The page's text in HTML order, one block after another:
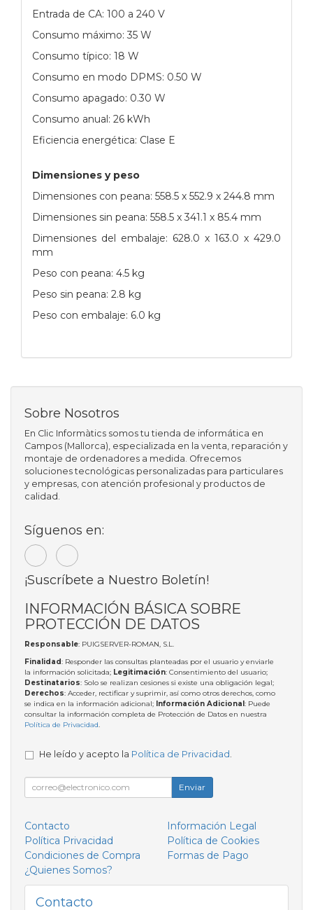
Entrada de CA: 100 a 240 V
Consumo máximo: 35 W
Consumo típico: 18 W
Consumo en modo DPMS: 0.50 W
Consumo apagado: 0.30 W
Consumo anual: 26 kWh
Eficiencia energética: Clase E
Dimensiones y peso
Dimensiones con peana: 558.5 x 552.9 x 244.8 mm
Dimensiones sin peana: 558.5 x 341.1 x 85.4 mm
Dimensiones del embalaje: 628.0 x 163.0 x 429.0
mm
Peso con peana: 4.5 kg
Peso sin peana: 2.8 kg
Peso con embalaje: 6.0 kg
Sobre Nosotros
En Clic Informàtics somos tu tienda de informática en
Campos (Mallorca), especializada en la venta, reparación y
montaje de ordenadores a medida. Ofrecemos
soluciones tecnológicas personalizadas para particulares
y empresas, con atención profesional y productos de
calidad.
Síguenos en:
¡Suscríbete a Nuestro Boletín!
INFORMACIÓN BÁSICA SOBRE
PROTECCIÓN DE DATOS
Responsable: PUIGSERVER-ROMAN, S.L.
Finalidad: Responder las consultas planteadas por el usuario y enviarle
la información solicitada; Legitimación: Consentimiento del usuario;
Destinatarios: Solo se realizan cesiones si existe una obligación legal;
Derechos: Acceder, rectificar y suprimir, así como otros derechos, como
se indica en la información adicional; Información Adicional: Puede
consultar la información completa de Protección de Datos en nuestra
Política de Privacidad.
He leído y acepto la Política de Privacidad
Enviar
Contacto
Información Legal
Política Privacidad
Política de Cookies
Condiciones de Compra
Formas de Pago
¿Quienes Somos?
Contacto